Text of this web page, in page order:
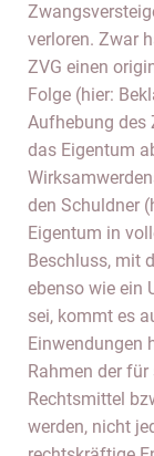
verloren. Zwar
ZVG einen
Folge (hier:
Aufhebung des
das Eigentum
den Schuldner
Eigentum in
Beschluss, mit
ebenso wie ein
sei, kommt es
Einwendungen
Rahmen der
Rechtsmittel
werden, nicht